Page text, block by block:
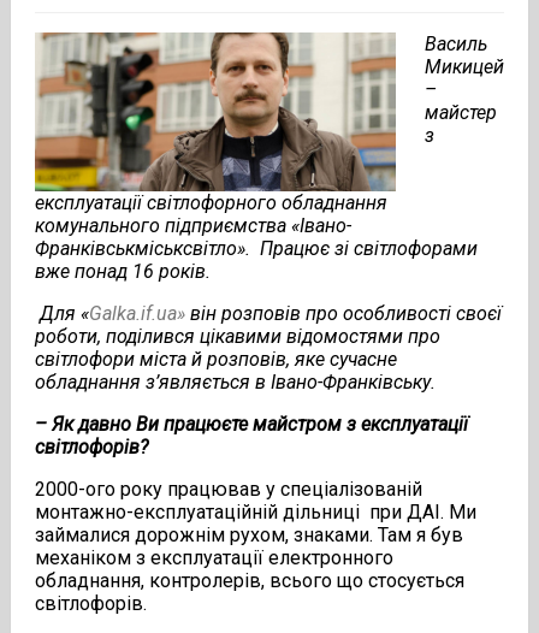
Василь
Микицей
–
майстер
з
експлуатації світлофорного обладнання
комунального підприємства «Івано-
Франківськміськсвітло». Працює зі світлофорами
вже понад 16 років.
Для «Galka.if.ua»він розповів про особливості своєї
роботи, поділився цікавими відомостями про
світлофори міста й розповів, яке сучасне
обладнання з’являється в Івано-Франківську.
– Як давно Ви працюєте майстром з експлуатації
світлофорів?
2000-ого року працював у спеціалізованій
монтажно-експлуатаційній дільниці при ДАІ. Ми
займалися дорожнім рухом, знаками. Там я був
механіком з експлуатації електронного
обладнання, контролерів, всього що стосується
світлофорів.